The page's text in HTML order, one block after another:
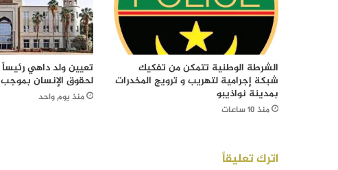
الشرطة الوطنية تتمكن من تفكيك
شبكة إجرامية لتهريب و ترويج المخدرات
بمدينة نواذيبو
منذ 10 ساعات
تعيين ولد داهي رئيساً
لحقوق الإنسان
منذ يوم واحد
اترك تعليقاً